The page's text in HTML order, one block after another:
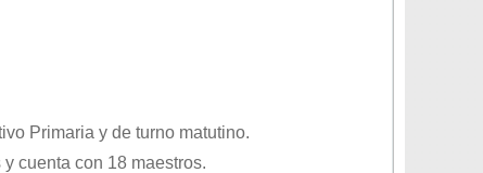
Primaria y de turno matutino.
cuenta con 18 maestros.